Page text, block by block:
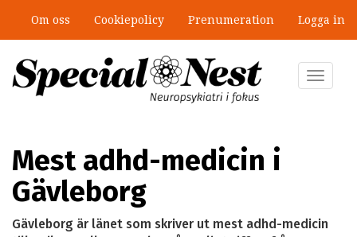
huvudinnehåll
Om oss Cookiepolicy Prenumeration Logga in
Toggle
Mest adhd-medicin i
Gävleborg
Gävleborg är länet som skriver ut mest adhd-medicin